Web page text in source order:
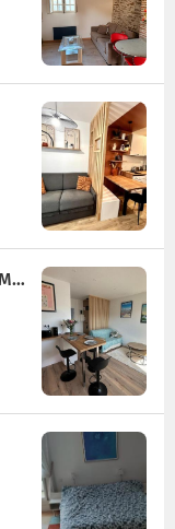
T2 CENTRE VILLE PROCHE GARE - TRAMWAY AU PIED